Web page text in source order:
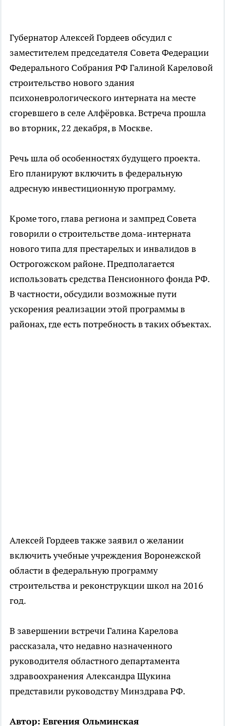
Губернатор Алексей Гордеев обсудил с
заместителем председателя Совета Федерации
Федерального Собрания РФ Галиной Кареловой
строительство нового здания
психоневрологического интерната на месте
сгоревшего в селе Алфёровка. Встреча прошла
во вторник, 22 декабря, в Москве.
Речь шла об особенностях будущего проекта.
Его планируют включить в федеральную
адресную инвестиционную программу.
Кроме того, глава региона и зампред Совета
говорили о строительстве дома-интерната
нового типа для престарелых и инвалидов в
Острогожском районе. Предполагается
использовать средства Пенсионного фонда РФ.
В частности, обсудили возможные пути
ускорения реализации этой программы в
районах, где есть потребность в таких объектах.
Алексей Гордеев также заявил о желании
включить учебные учреждения Воронежской
области в федеральную программу
строительства и реконструкции школ на 2016
год.
В завершении встречи Галина Карелова
рассказала, что недавно назначенного
руководителя областного департамента
здравоохранения Александра Щукина
представили руководству Минздрава РФ.
Автор: Евгения Ольминская